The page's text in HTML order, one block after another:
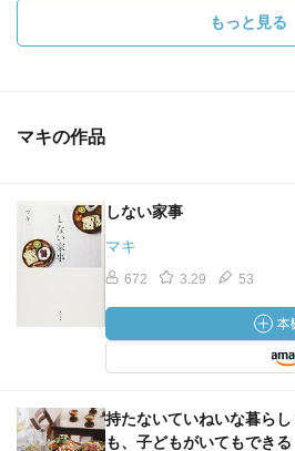
もっと見る
マキの作品
しない家事
マキ
672 3.29 53
持たないていねいな暮ら
も、子どもがいてもできる